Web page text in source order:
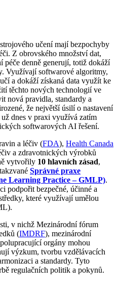
učení mají bezpochyby
Z obrovského množství dat,
péče denně generují, totiž dokáží
Využívají softwarové algoritmy,
a dokáží získaná data využít ke
těchto nových technologií ve
nová pravidla, standardy a
že největší úsilí o nastavení
dnes v praxi využívá zatím
softwarových AI řešení.
a léčiv (FDA), Health Canada
a zdravotnických výrobků
vytvořily 10 hlavních zásad,
Správné praxe
Learning Practice – GMLP).
podpořit bezpečné, účinné a
které využívají umělou
v nichž Mezinárodní fórum
(IMDRF), mezinárodní
orgány mohou
výzkum, tvorbu vzdělávacích
a standardy. Tyto
regulačních politik a pokynů.